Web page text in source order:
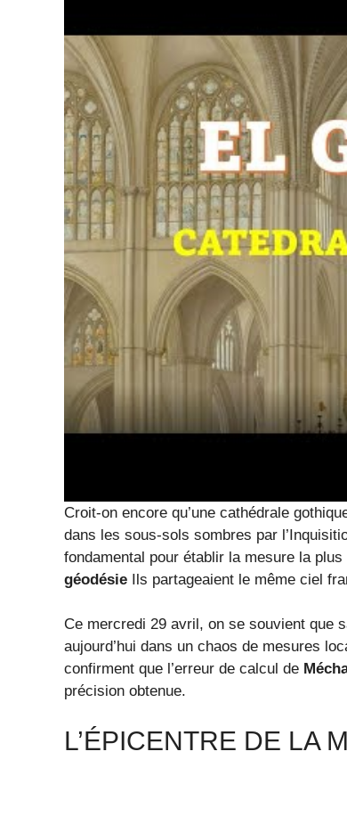
Croit-on encore qu’une cathédrale
dans les sous-sols sombres par
fondamental pour établir la mesure la
géodésie Ils partageaient le même ciel
Ce mercredi 29 avril, on se souvient que
aujourd’hui dans un chaos de mesures
confirment que l’erreur de calcul de
précision obtenue.
L’ÉPICENTRE DE LA